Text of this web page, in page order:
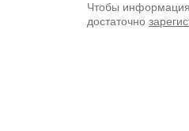
Чтобы
достаточно